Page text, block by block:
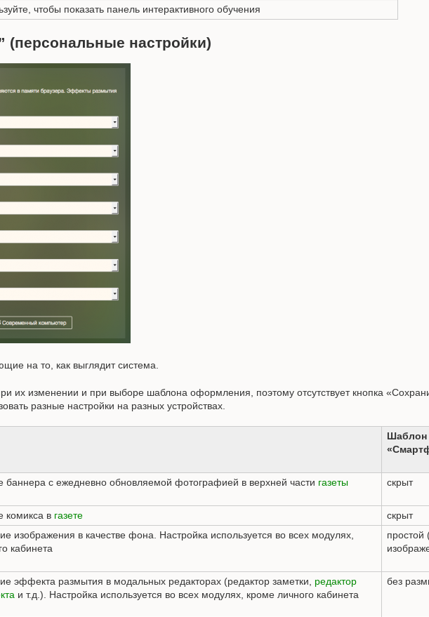
чтобы показать панель интерактивного обучения
(персональные настройки)
на то, как выглядит система.
их изменении и при выборе шаблона оформления, поэтому отсутствует кнопка
разные настройки на разных устройствах.
Шаблон
баннера с ежедневно обновляемой фотографией в верхней части газеты скрыт
комикса в газете скрыт
изображения в качестве фона. Настройка используется во всех модулях,
кабинета
простой
эффекта размытия в модальных редакторах (редактор заметки, редактор
и т.д.). Настройка используется во всех модулях, кроме личного кабинета
без